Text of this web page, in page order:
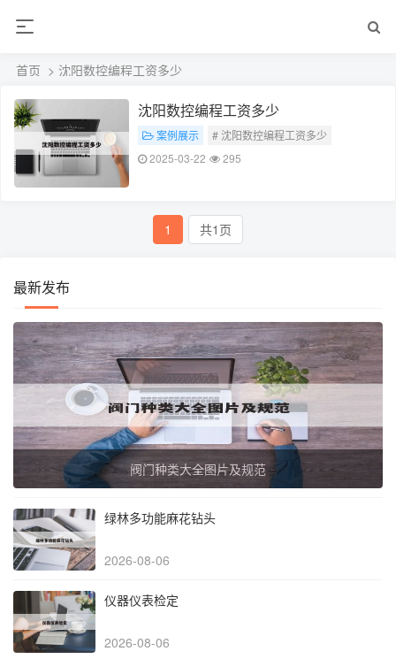
首页 > 沈阳数控编程工资多少
沈阳数控编程工资多少
案例展示
# 沈阳数控编程工资多少
2025-03-22
295
1 共1页
最新发布
阀门种类大全图片及规范
绿林多功能麻花钻头
2026-08-06
仪器仪表检定
2026-08-06